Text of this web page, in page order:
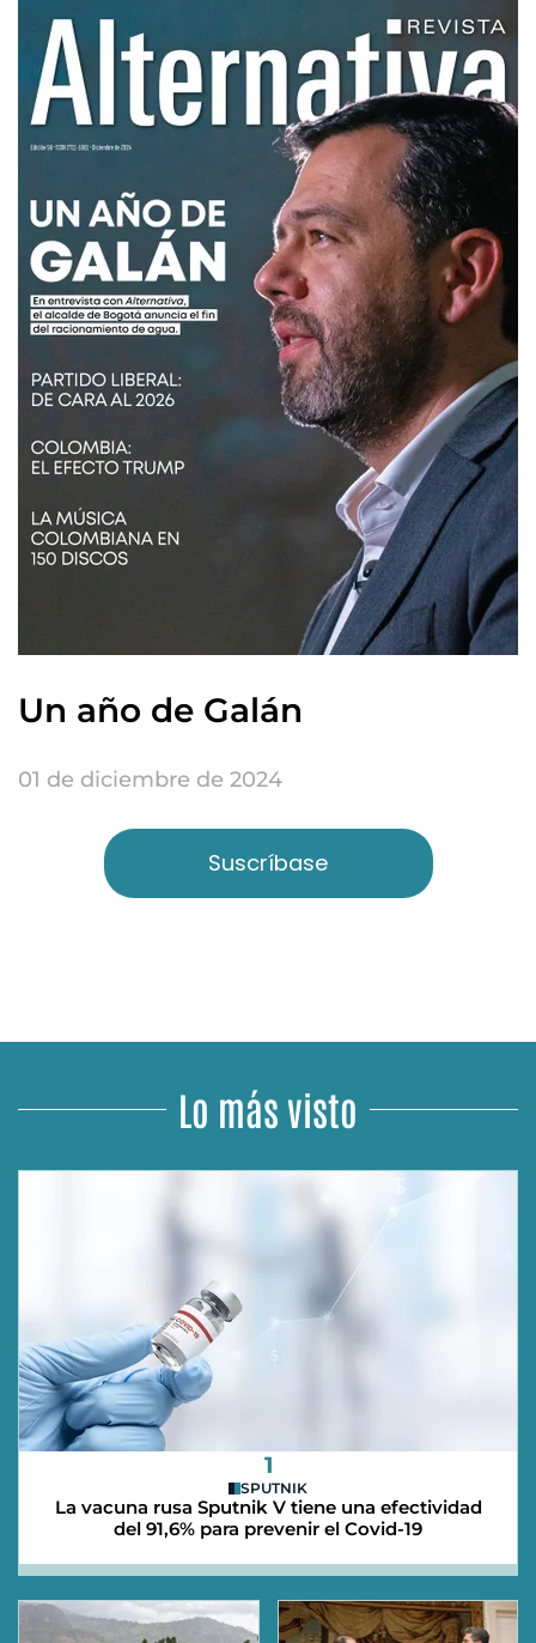
Un año de Galán
01 de diciembre de 2024
Suscríbase
Lo más visto
1
SPUTNIK
La vacuna rusa Sputnik V tiene una efectividad
del 91,6% para prevenir el Covid-19